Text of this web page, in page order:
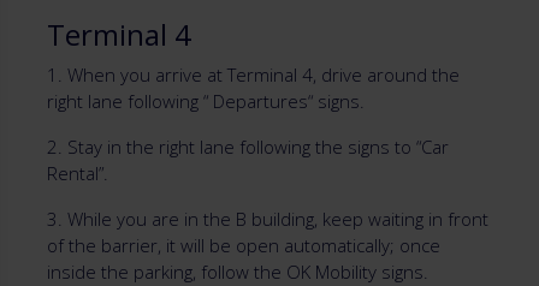
Terminal 4
1. When you arrive at Terminal 4, drive around the
right lane following “ Departures“ signs.
2. Stay in the right lane following the signs to “Car
Rental”.
3. While you are in the B building, keep waiting in front
of the barrier, it will be open automatically; once
inside the parking, follow the OK Mobility signs.